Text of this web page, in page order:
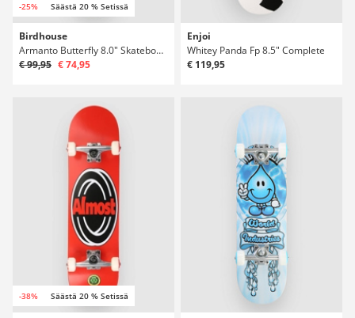
-25% Säästä 20 % Setissä
Birdhouse
Armanto Butterfly 8.0" Skateboard Complete
€ 99,95 € 74,95
Enjoi
Whitey Panda Fp 8.5" Complete
€ 119,95
-38% Säästä 20 % Setissä